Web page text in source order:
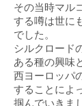
その当時マル
する噂は世に
でした。
シルクロード
ある種の興味
西ヨーロッパ
することによ
掴んでいきま